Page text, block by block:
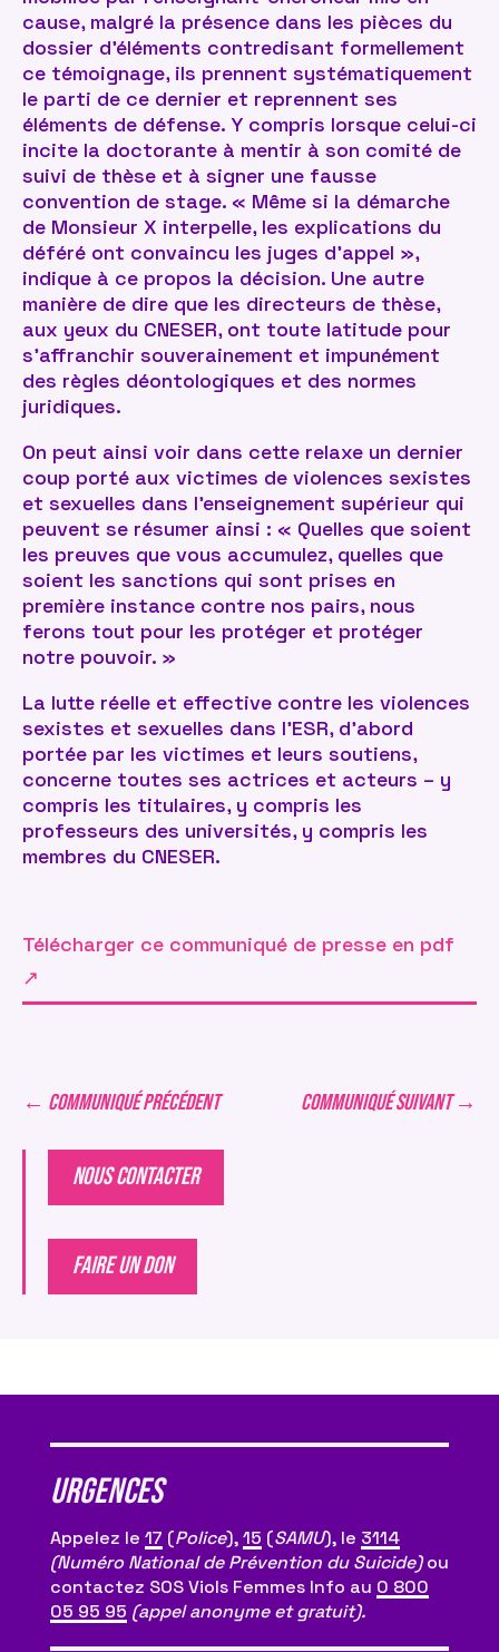
cause, malgré la présence dans les pièces du
dossier d’éléments contredisant formellement
ce témoignage, ils prennent systématiquement
le parti de ce dernier et reprennent ses
éléments de défense. Y compris lorsque celui-ci
incite la doctorante à mentir à son comité de
suivi de thèse et à signer une fausse
convention de stage. « Même si la démarche
de Monsieur X interpelle, les explications du
déféré ont convaincu les juges d’appel »,
indique à ce propos la décision. Une autre
manière de dire que les directeurs de thèse,
aux yeux du CNESER, ont toute latitude pour
s’affranchir souverainement et impunément
des règles déontologiques et des normes
juridiques.
On peut ainsi voir dans cette relaxe un dernier
coup porté aux victimes de violences sexistes
et sexuelles dans l’enseignement supérieur qui
peuvent se résumer ainsi : « Quelles que soient
les preuves que vous accumulez, quelles que
soient les sanctions qui sont prises en
première instance contre nos pairs, nous
ferons tout pour les protéger et protéger
notre pouvoir. »
La lutte réelle et effective contre les violences
sexistes et sexuelles dans l’ESR, d’abord
portée par les victimes et leurs soutiens,
concerne toutes ses actrices et acteurs – y
compris les titulaires, y compris les
professeurs des universités, y compris les
membres du CNESER.
Télécharger ce communiqué de presse en pdf
↗
← COMMUNIQUÉ PRÉCÉDENT COMMUNIQUÉ SUIVANT→
NOUS CONTACTER
FAIRE UN DON
Urgences
Appelez le 17 (Police),15 (SAMU), le 3114
(Numéro National de Prévention du Suicide)ou
contactez SOS Viols Femmes Info au 0 800
05 95 95 (appel anonyme et gratuit).